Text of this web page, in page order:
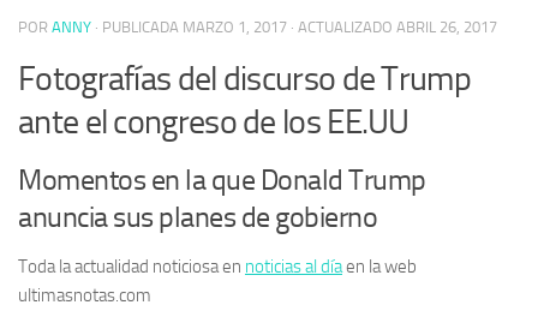
POR ANNY · PUBLICADA MARZO 1, 2017 · ACTUALIZADO ABRIL 26, 2017
Fotografías del discurso de Trump
ante el congreso de los EE.UU
Momentos en la que Donald Trump
anuncia sus planes de gobierno
Toda la actualidad noticiosa en noticias al díaen la web
ultimasnotas.com